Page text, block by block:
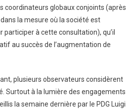
coordinateurs globaux conjoints (après
la mesure où la société est
à cette consultation), qu’il
au succès de l’augmentation de
plusieurs observateurs considèrent
Surtout à la lumière des engagements
la semaine dernière par le PDG Luigi